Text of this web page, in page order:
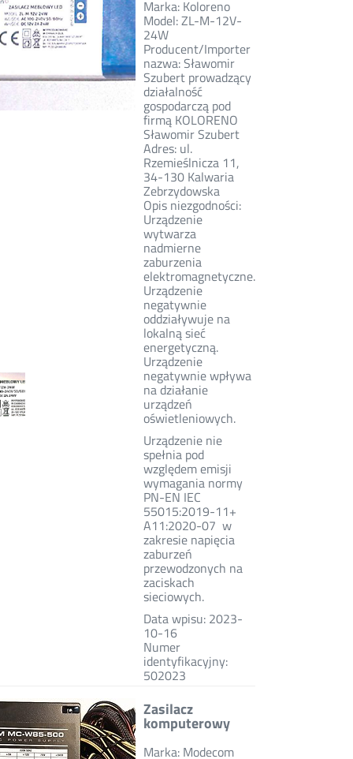
Marka: Koloreno
Model: ZL-M-12V-
24W
Producent/Importer
nazwa: Sławomir
Szubert prowadzący
działalność
gospodarczą pod
firmą KOLORENO
Sławomir Szubert
Adres: ul.
Rzemieślnicza 11,
34-130 Kalwaria
Zebrzydowska
Opis niezgodności:
Urządzenie
wytwarza
nadmierne
zaburzenia
elektromagnetyczne.
Urządzenie
negatywnie
oddziaływuje na
lokalną sieć
energetyczną.
Urządzenie
negatywnie wpływa
na działanie
urządzeń
oświetleniowych.
Urządzenie nie
spełnia pod
względem emisji
wymagania normy
PN-EN IEC
55015:2019-11+
A11:2020-07 w
zakresie napięcia
zaburzeń
przewodzonych na
zaciskach
sieciowych.
Data wpisu: 2023-
10-16
Numer
identyfikacyjny:
502023
Zasilacz
komputerowy
Marka: Modecom